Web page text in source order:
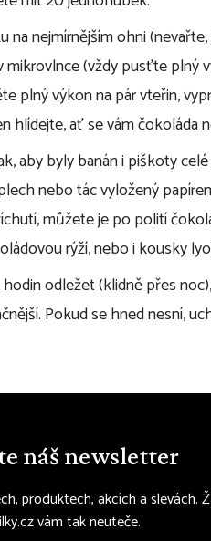
nejmírnějším ohni
(vždy pusťte plný
plný výkon na pár vteřin,
hlídejte, ať se vám čokoláda
aby byly banán i piškoty
nebo tác vyložený
můžete je po polití
rýží, nebo i kousky
odležet (klidně přes
Pokud se hned nesní,
náš newsletter
produktech, akcích a slevách.
vám tak neuteče.